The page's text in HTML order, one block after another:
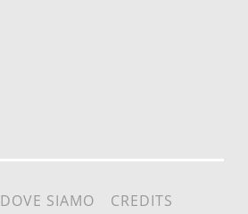
DOVE SIAMO CREDITS